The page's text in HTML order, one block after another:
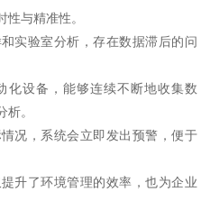
与精准性。
实验室分析，存在数据滞后的问
化设备，能够连续不断地收集数
。
况，系统会立即发出预警，便于
升了环境管理的效率，也为企业